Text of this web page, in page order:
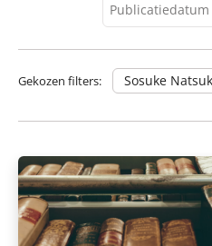
Gekozen filters: Sosuke